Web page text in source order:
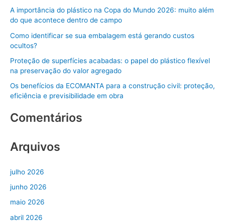
s
o
r
:
A importância do plástico na Copa do Mundo 2026: muito além
do que acontece dentro de campo
Como identificar se sua embalagem está gerando custos
ocultos?
Proteção de superfícies acabadas: o papel do plástico flexível
na preservação do valor agregado
Os benefícios da ECOMANTA para a construção civil: proteção,
eficiência e previsibilidade em obra
Comentários
Arquivos
julho 2026
junho 2026
maio 2026
abril 2026